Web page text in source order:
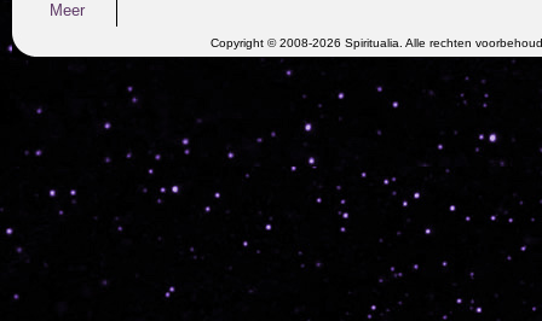
Meer
Copyright © 2008-2026 Spiritualia. Alle rechten